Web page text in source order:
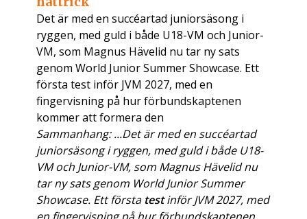
Det är med en succéartad juniorsäsong i
ryggen, med guld i både U18-VM och Junior-
VM, som Magnus Hävelid nu tar ny sats
genom World Junior Summer Showcase. Ett
första test inför JVM 2027, med en
fingervisning på hur förbundskaptenen
kommer att formera den
Sammanhang: ...Det är med en succéartad
juniorsäsong i ryggen, med guld i både U18-
VM och Junior-VM, som Magnus Hävelid nu
tar ny sats genom World Junior Summer
Showcase. Ett första testinför JVM 2027, med